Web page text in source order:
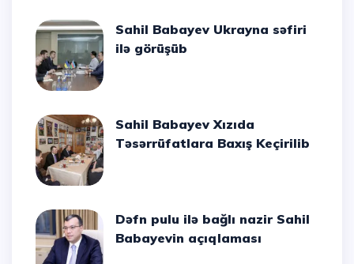
Sahil Babayev Ukrayna səfiri
ilə görüşüb
Sahil Babayev Xızıda
Təsərrüfatlara Baxış Keçirilib
Dəfn pulu ilə bağlı nazir Sahil
Babayevin açıqlaması